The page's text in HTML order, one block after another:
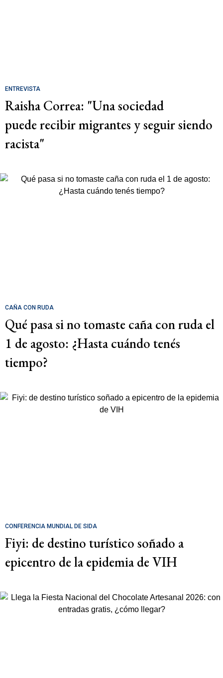
ENTREVISTA
Raisha Correa: "Una sociedad
puede recibir migrantes y seguir siendo
racista"
CAÑA CON RUDA
Qué pasa si no tomaste caña con ruda el
1 de agosto: ¿Hasta cuándo tenés
tiempo?
CONFERENCIA MUNDIAL DE SIDA
Fiyi: de destino turístico soñado a
epicentro de la epidemia de VIH